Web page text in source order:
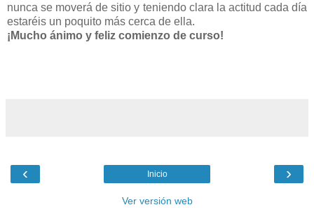
nunca se moverá de sitio y teniendo clara la actitud cada día
estaréis un poquito más cerca de ella.
¡Mucho ánimo y feliz comienzo de curso!
‹ ›
Inicio
Ver versión web